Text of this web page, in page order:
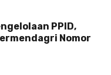
PPID,
Nomor